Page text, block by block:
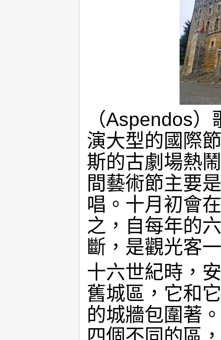
（Aspendos
演大型的國際
斯的古劇場熱
間藝術節主要
唱。十月初會
之，自每年的
斷，是觀光客
十六世紀時，
舊城區，它和
的城牆包圍著
四個不同的區